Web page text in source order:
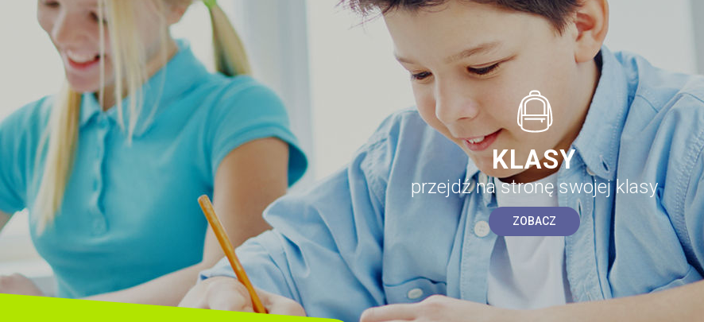
KLASY
przejdź na stronę swojej klasy
ZOBACZ